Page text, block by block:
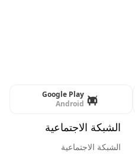
Google Play
Android
الشبكة الاجتماعية
الشبكة الاجتماعية